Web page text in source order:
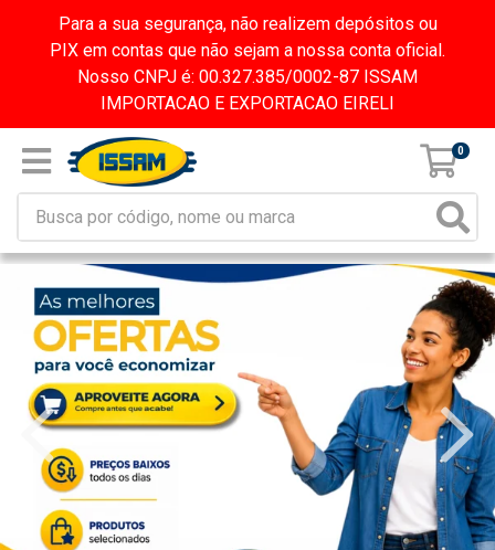
Para a sua segurança, não realizem depósitos ou
PIX em contas que não sejam a nossa conta oficial.
Nosso CNPJ é: 00.327.385/0002-87 ISSAM
IMPORTACAO E EXPORTACAO EIRELI
0